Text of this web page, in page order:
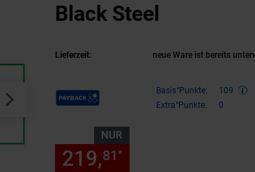
Black Steel
Lieferzeit: neue Ware ist bereits
Payback Punkte Basis°Punkte:
109
Extra°Punkte:
0
NUR
219,81*